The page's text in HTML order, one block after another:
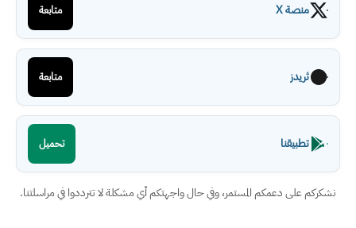
منصة X متابعة
ثريدز متابعة
تطبيقنا تحميل
نشكركم على دعمكم المستمر، وفي حال واجهتكم أي مشكلة لا تترددوا في مراسلتنا.